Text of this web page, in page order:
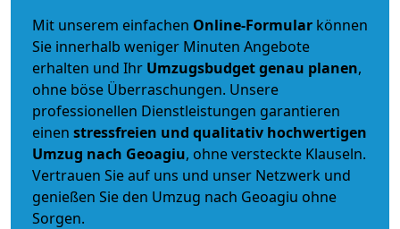
Mit unserem einfachen Online-Formular können
Sie innerhalb weniger Minuten Angebote
erhalten und Ihr Umzugsbudgetgenau planen,
ohne böse Überraschungen. Unsere
professionellen Dienstleistungen garantieren
einen stressfreien und qualitativ hochwertigen
Umzug nach Geoagiu, ohne versteckte Klauseln.
Vertrauen Sie auf uns und unser Netzwerk und
genießen Sie den Umzug nach Geoagiu ohne
Sorgen.